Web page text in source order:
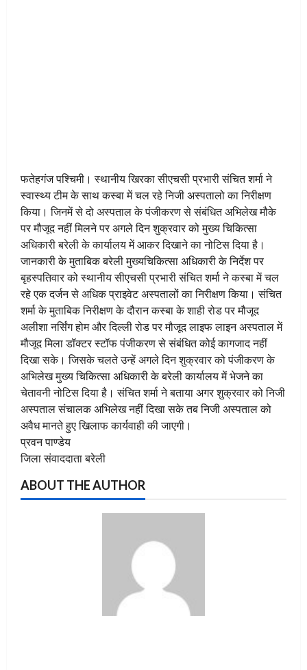
फतेहगंज पश्चिमी। स्थानीय खिरका सीएचसी प्रभारी संचित शर्मा ने
स्वास्थ्य टीम के साथ कस्बा में चल रहे निजी अस्पतालो का निरीक्षण
किया। जिनमें से दो अस्पताल के पंजीकरण से संबंधित अभिलेख मौके
पर मौजूद नहीं मिलने पर अगले दिन शुक्रवार को मुख्य चिकित्सा
अधिकारी बरेली के कार्यालय में आकर दिखाने का नोटिस दिया है।
जानकारी के मुताबिक बरेली मुख्यचिकित्सा अधिकारी के निर्देश पर
बृहस्पतिवार को स्थानीय सीएचसी प्रभारी संचित शर्मा ने कस्बा में चल
रहे एक दर्जन से अधिक प्राइवेट अस्पतालों का निरीक्षण किया। संचित
शर्मा के मुताबिक निरीक्षण के दौरान कस्बा के शाही रोड पर मौजूद
अलीशा नर्सिंग होम और दिल्ली रोड पर मौजूद लाइफ लाइन अस्पताल में
मौजूद मिला डॉक्टर स्टॉफ पंजीकरण से संबंधित कोई कागजाद नहीं
दिखा सके। जिसके चलते उन्हें अगले दिन शुक्रवार को पंजीकरण के
अभिलेख मुख्य चिकित्सा अधिकारी के बरेली कार्यालय में भेजने का
चेतावनी नोटिस दिया है। संचित शर्मा ने बताया अगर शुक्रवार को निजी
अस्पताल संचालक अभिलेख नहीं दिखा सके तब निजी अस्पताल को
अवैध मानते हुए खिलाफ कार्यवाही की जाएगी।
प्रवन पाण्डेय
जिला संवाददाता बरेली
ABOUT THE AUTHOR